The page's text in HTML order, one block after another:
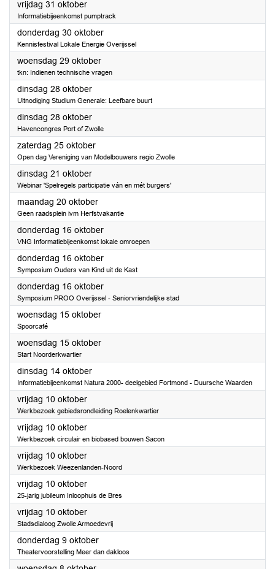
vrijdag 31 oktober2025
Informatiebijeenkomst pumptrack
donderdag 30 oktober2025
Kennisfestival Lokale Energie Overijssel
woensdag 29 oktober2025
tkn: Indienen technische vragen
dinsdag 28 oktober2025
Uitnodiging Studium Generale: Leefbare buurt
dinsdag 28 oktober2025
Havencongres Port of Zwolle
zaterdag 25 oktober2025
Open dag Vereniging van Modelbouwers regio Zwolle
dinsdag 21 oktober2025
Webinar 'Spelregels participatie ván en mét burgers'
maandag 20 oktober2025
Geen raadsplein ivm Herfstvakantie
donderdag 16 oktober2025
VNG Informatiebijeenkomst lokale omroepen
donderdag 16 oktober2025
Symposium Ouders van Kind uit de Kast
donderdag 16 oktober2025
Symposium PROO Overijssel - Seniorvriendelijke stad
woensdag 15 oktober2025
Spoorcafé
woensdag 15 oktober2025
Start Noorderkwartier
dinsdag 14 oktober2025
Informatiebijeenkomst Natura 2000- deelgebied Fortmond - Duursche Waarden
vrijdag 10 oktober2025
Werkbezoek gebiedsrondleiding Roelenkwartier
vrijdag 10 oktober2025
Werkbezoek circulair en biobased bouwen Sacon
vrijdag 10 oktober2025
Werkbezoek Weezenlanden-Noord
vrijdag 10 oktober2025
25-jarig jubileum Inloophuis de Bres
vrijdag 10 oktober2025
Stadsdialoog Zwolle Armoedevrij
donderdag 9 oktober2025
Theatervoorstelling Meer dan dakloos